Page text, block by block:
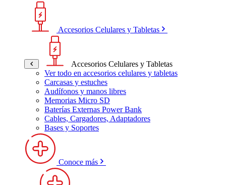
Accesorios Celulares y Tabletas
Accesorios Celulares y Tabletas
Ver todo en accesorios celulares y tabletas
Carcasas y estuches
Audífonos y manos libres
Memorias Micro SD
Baterías Externas Power Bank
Cables, Cargadores, Adaptadores
Bases y Soportes
Conoce más